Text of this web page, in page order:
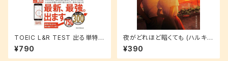
TOEIC L&R TEST 出る単特急
金のフレーズ(増補改訂版)
¥790
夜がどれほど暗くても (ハルキ文
庫 な 21-1)
¥390